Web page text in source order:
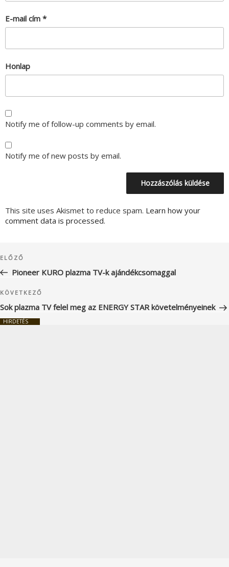
E-mail cím *
Honlap
Notify me of follow-up comments by email.
Notify me of new posts by email.
This site uses Akismet to reduce spam. Learn how your
comment data is processed.
navigáció
Korábbi
bejegyzés
ELŐZŐ
Pioneer KURO plazma TV-k ajándékcsomaggal
Következő
bejegyzés
KÖVETKEZŐ
Sok plazma TV felel meg az ENERGY STAR követelményeinek
HIRDETÉS